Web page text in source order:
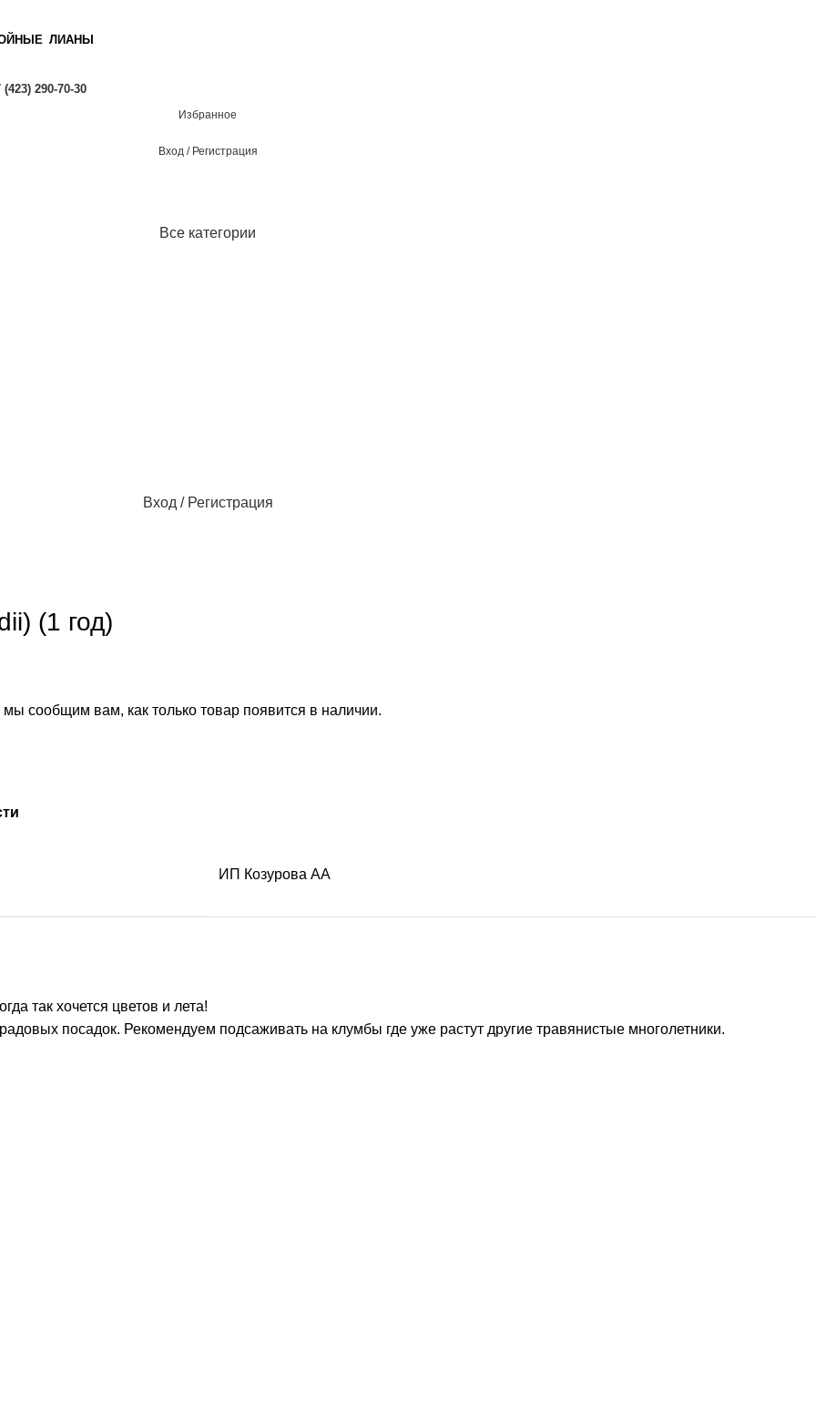
ЛИАНЫ
(423) 290-70-30
Избранное
Вход / Регистрация
Все категории
Вход / Регистрация
(1 год)
сообщим вам, как только товар появится в наличии.
ИП Козурова АА
так хочется цветов и лета!
посадок. Рекомендуем подсаживать на клумбы где уже растут другие травянистые многолетники.